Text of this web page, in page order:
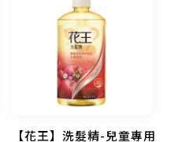
【花王】洗髮精-兒童專用